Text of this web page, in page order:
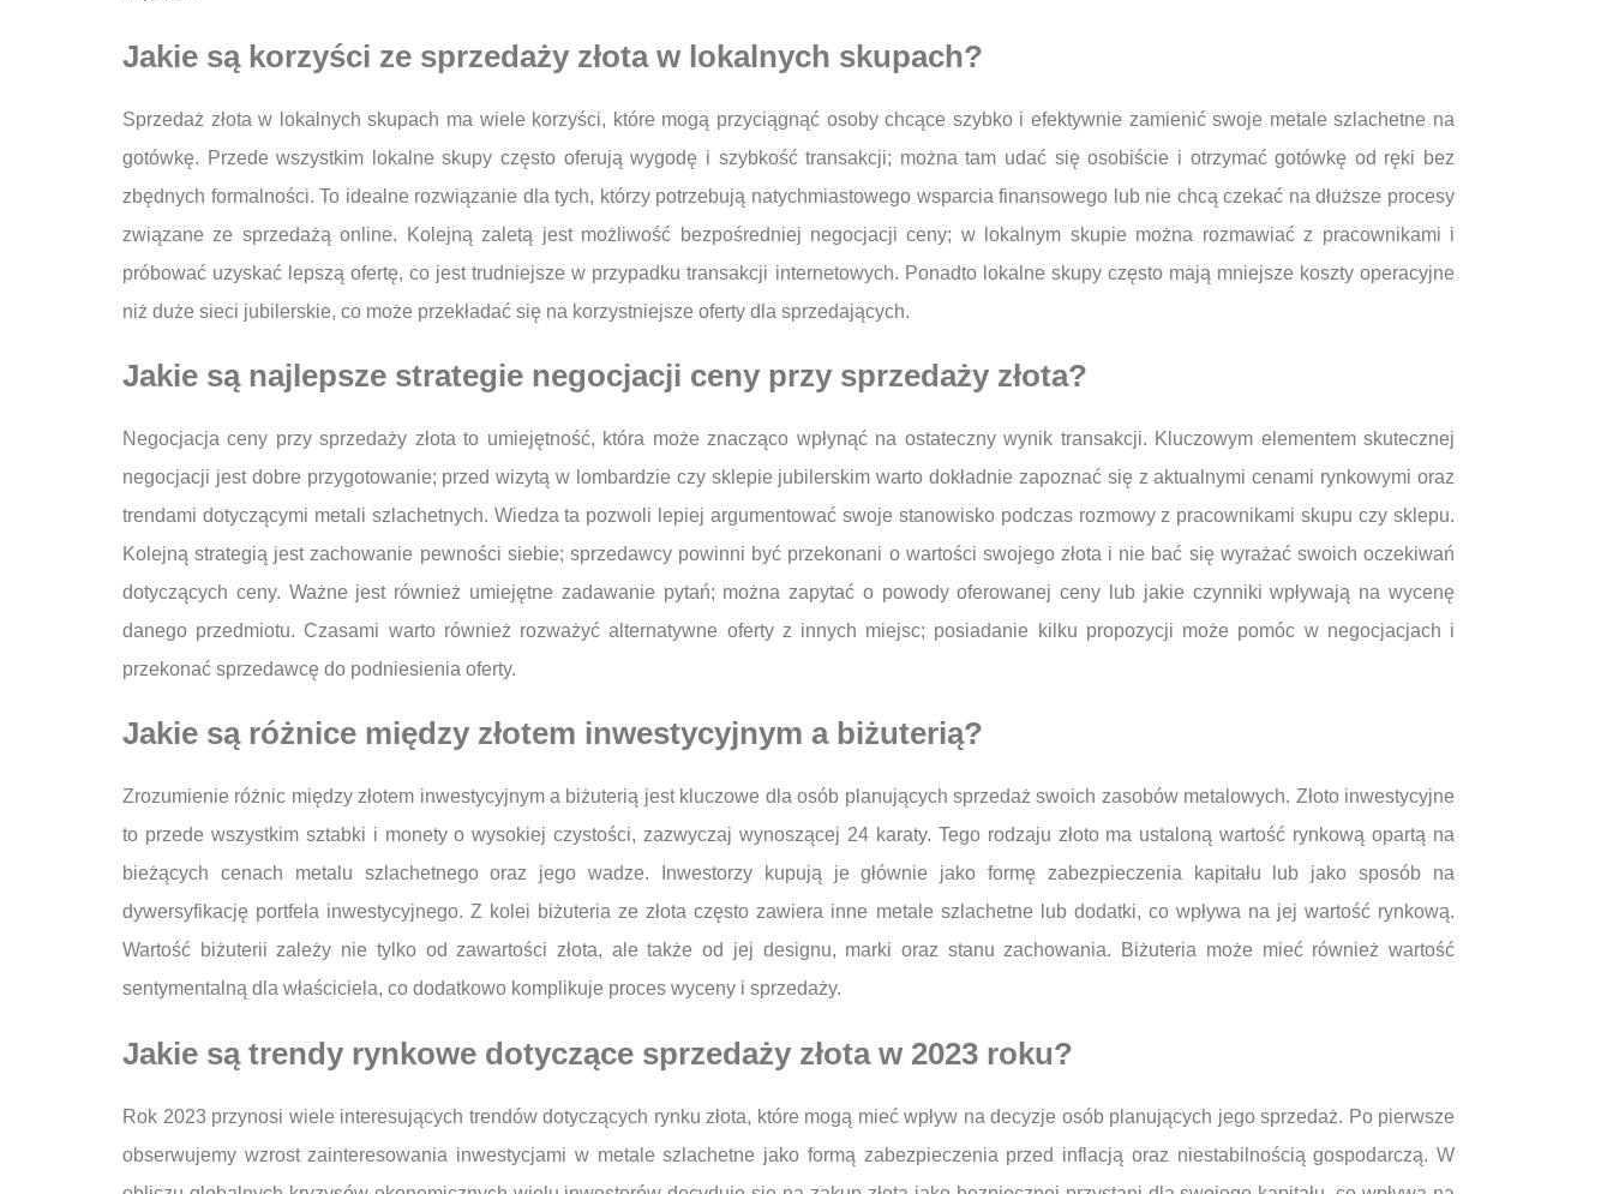
Jakie są korzyści ze sprzedaży złota w lokalnych skupach?
Sprzedaż złota w lokalnych skupach ma wiele korzyści, które mogą przyciągnąć osoby chcące szybko i efektywnie zamienić swoje metale szlachetne na
gotówkę. Przede wszystkim lokalne skupy często oferują wygodę i szybkość transakcji; można tam udać się osobiście i otrzymać gotówkę od ręki bez
zbędnych formalności. To idealne rozwiązanie dla tych, którzy potrzebują natychmiastowego wsparcia finansowego lub nie chcą czekać na dłuższe procesy
związane ze sprzedażą online. Kolejną zaletą jest możliwość bezpośredniej negocjacji ceny; w lokalnym skupie można rozmawiać z pracownikami i
próbować uzyskać lepszą ofertę, co jest trudniejsze w przypadku transakcji internetowych. Ponadto lokalne skupy często mają mniejsze koszty operacyjne
niż duże sieci jubilerskie, co może przekładać się na korzystniejsze oferty dla sprzedających.
Jakie są najlepsze strategie negocjacji ceny przy sprzedaży złota?
Negocjacja ceny przy sprzedaży złota to umiejętność, która może znacząco wpłynąć na ostateczny wynik transakcji. Kluczowym elementem skutecznej
negocjacji jest dobre przygotowanie; przed wizytą w lombardzie czy sklepie jubilerskim warto dokładnie zapoznać się z aktualnymi cenami rynkowymi oraz
trendami dotyczącymi metali szlachetnych. Wiedza ta pozwoli lepiej argumentować swoje stanowisko podczas rozmowy z pracownikami skupu czy sklepu.
Kolejną strategią jest zachowanie pewności siebie; sprzedawcy powinni być przekonani o wartości swojego złota i nie bać się wyrażać swoich oczekiwań
dotyczących ceny. Ważne jest również umiejętne zadawanie pytań; można zapytać o powody oferowanej ceny lub jakie czynniki wpływają na wycenę
danego przedmiotu. Czasami warto również rozważyć alternatywne oferty z innych miejsc; posiadanie kilku propozycji może pomóc w negocjacjach i
przekonać sprzedawcę do podniesienia oferty.
Jakie są różnice między złotem inwestycyjnym a biżuterią?
Zrozumienie różnic między złotem inwestycyjnym a biżuterią jest kluczowe dla osób planujących sprzedaż swoich zasobów metalowych. Złoto inwestycyjne
to przede wszystkim sztabki i monety o wysokiej czystości, zazwyczaj wynoszącej 24 karaty. Tego rodzaju złoto ma ustaloną wartość rynkową opartą na
bieżących cenach metalu szlachetnego oraz jego wadze. Inwestorzy kupują je głównie jako formę zabezpieczenia kapitału lub jako sposób na
dywersyfikację portfela inwestycyjnego. Z kolei biżuteria ze złota często zawiera inne metale szlachetne lub dodatki, co wpływa na jej wartość rynkową.
Wartość biżuterii zależy nie tylko od zawartości złota, ale także od jej designu, marki oraz stanu zachowania. Biżuteria może mieć również wartość
sentymentalną dla właściciela, co dodatkowo komplikuje proces wyceny i sprzedaży.
Jakie są trendy rynkowe dotyczące sprzedaży złota w 2023 roku?
Rok 2023 przynosi wiele interesujących trendów dotyczących rynku złota, które mogą mieć wpływ na decyzje osób planujących jego sprzedaż. Po pierwsze
obserwujemy wzrost zainteresowania inwestycjami w metale szlachetne jako formą zabezpieczenia przed inflacją oraz niestabilnością gospodarczą. W